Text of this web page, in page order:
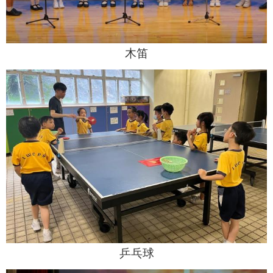
木笛
乒乓球